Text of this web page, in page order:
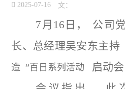
 2025-07-16 文：
7月16日，
公司
长、总经理吴安东主持
造 ”百日系列活动 启动会